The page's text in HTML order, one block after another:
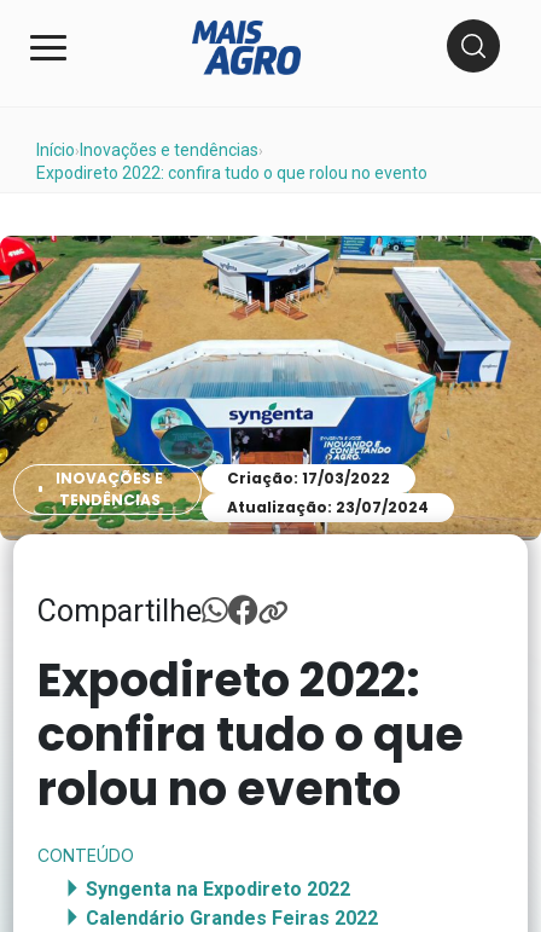
Início› Inovações e tendências›
Expodireto 2022: confira tudo o que rolou no evento
INOVAÇÕES E
TENDÊNCIAS
Criação: 17/03/2022
Atualização: 23/07/2024
Compartilhe
Expodireto 2022:
confira tudo o que
rolou no evento
CONTEÚDO
Syngenta na Expodireto 2022
Calendário Grandes Feiras 2022